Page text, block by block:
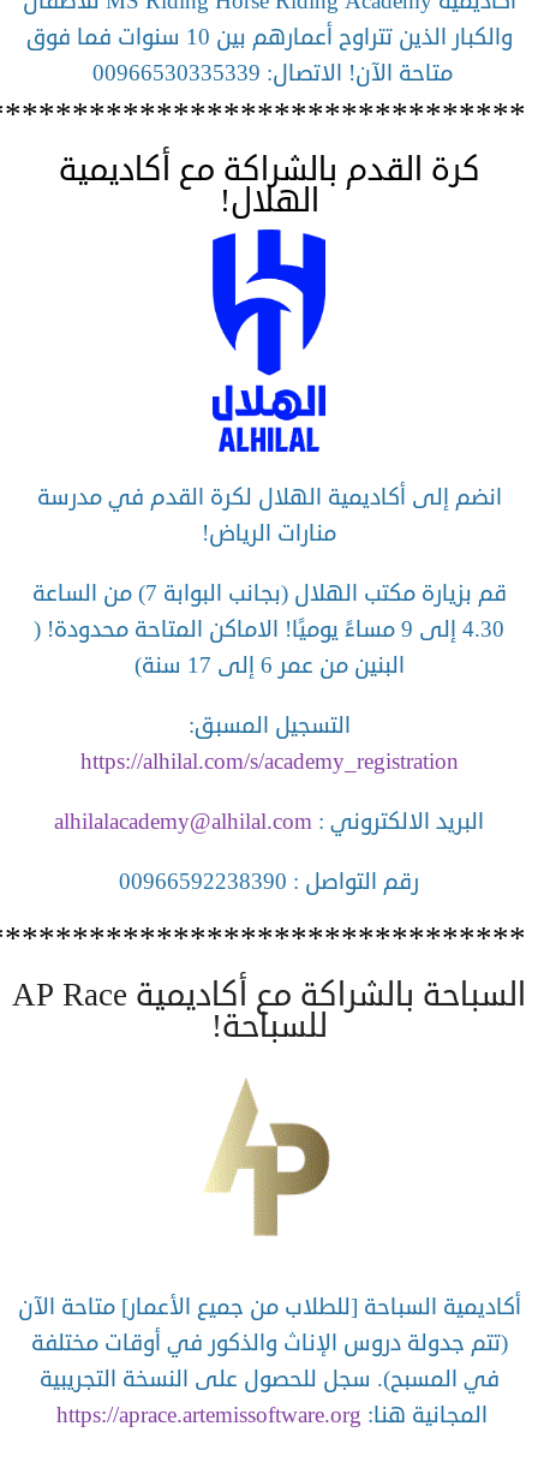
والكبار الذين تتراوح أعمارهم بين 10 سنوات فما فوق
متاحة الآن! الاتصال: 00966530335339
كرة القدم بالشراكة مع أكاديمية
الهلال!
انضم إلى أكاديمية الهلال لكرة القدم في مدرسة
منارات الرياض!
قم بزيارة مكتب الهلال (بجانب البوابة 7) من الساعة
4.30 إلى 9 مساءً يوميًا! الاماكن المتاحة محدودة! (
البنين من عمر 6 إلى 17 سنة)
التسجيل المسبق:
https://alhilal.com/s/academy_registration
البريد الالكتروني : alhilalacademy@alhilal.com
رقم التواصل : 00966592238390
السباحة بالشراكة مع أكاديمية AP Race
للسباحة!
أكاديمية السباحة [للطلاب من جميع الأعمار] متاحة الآن
(تتم جدولة دروس الإناث والذكور في أوقات مختلفة
في المسبح). سجل للحصول على النسخة التجريبية
المجانية هنا: https://aprace.artemissoftware.org